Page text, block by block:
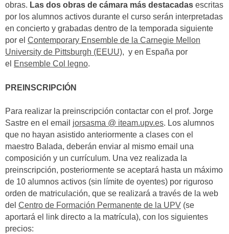
obras. Las dos obras de cámara más destacadas escritas
por los alumnos activos durante el curso serán interpretadas
en concierto y grabadas dentro de la temporada siguiente
por el Contemporary Ensemble de la Carnegie Mellon
University de Pittsburgh (EEUU), y en España por
el Ensemble Col legno.
PREINSCRIPCIÓN
Para realizar la preinscripción contactar con el prof. Jorge
Sastre en el email jorsasma @ iteam.upv.es. Los alumnos
que no hayan asistido anteriormente a clases con el
maestro Balada, deberán enviar al mismo email una
composición y un currículum. Una vez realizada la
preinscripción, posteriormente se aceptará hasta un máximo
de 10 alumnos activos (sin límite de oyentes) por riguroso
orden de matriculación, que se realizará a través de la web
del Centro de Formación Permanente de la UPV (se
aportará el link directo a la matrícula), con los siguientes
precios: